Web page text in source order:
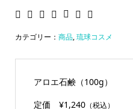
カテゴリー： 商品,琉球コスメ
アロエ石鹸（100g）
定価
¥1,240（税込）